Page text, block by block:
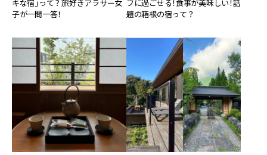
キな宿」って？旅好きアラサー女
子が一問一答！
フに過ごせる！食事が美味しい！話
題の箱根の宿って？